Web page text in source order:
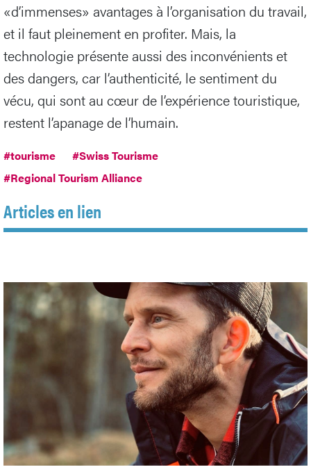
«d’immenses» avantages à l’organisation du travail,
et il faut pleinement en profiter. Mais, la
technologie présente aussi des inconvénients et
des dangers, car l’authenticité, le sentiment du
vécu, qui sont au cœur de l’expérience touristique,
restent l’apanage de l’humain.
#tourisme
#Swiss Tourisme
#Regional Tourism Alliance
Articles en lien